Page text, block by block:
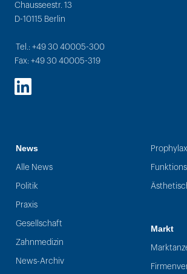
Chausseestr. 13
D-10115 Berlin
Tel.: +49 30 40005-300
Fax: +49 30 40005-319
LinkedIn
News
Alle News
Politik
Praxis
Gesellschaft
Zahnmedizin
News-Archiv
Markt